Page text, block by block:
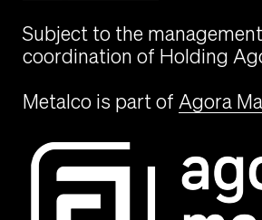
Subject to the
coordination of Holding
Metalco is part of Agora